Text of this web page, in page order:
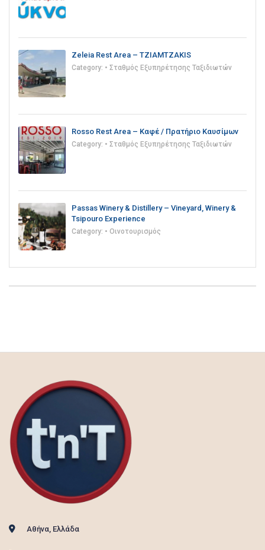
Zeleia Rest Area – TZIAMTZAKIS
Category: • Σταθμός Εξυπηρέτησης Ταξιδιωτών
Rosso Rest Area – Καφέ / Πρατήριο Καυσίμων
Category: • Σταθμός Εξυπηρέτησης Ταξιδιωτών
Passas Winery & Distillery – Vineyard, Winery &
Tsipouro Experience
Category: • Οινοτουρισμός
Αθήνα, Ελλάδα